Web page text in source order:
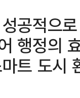
공적으
행정의
트 도시